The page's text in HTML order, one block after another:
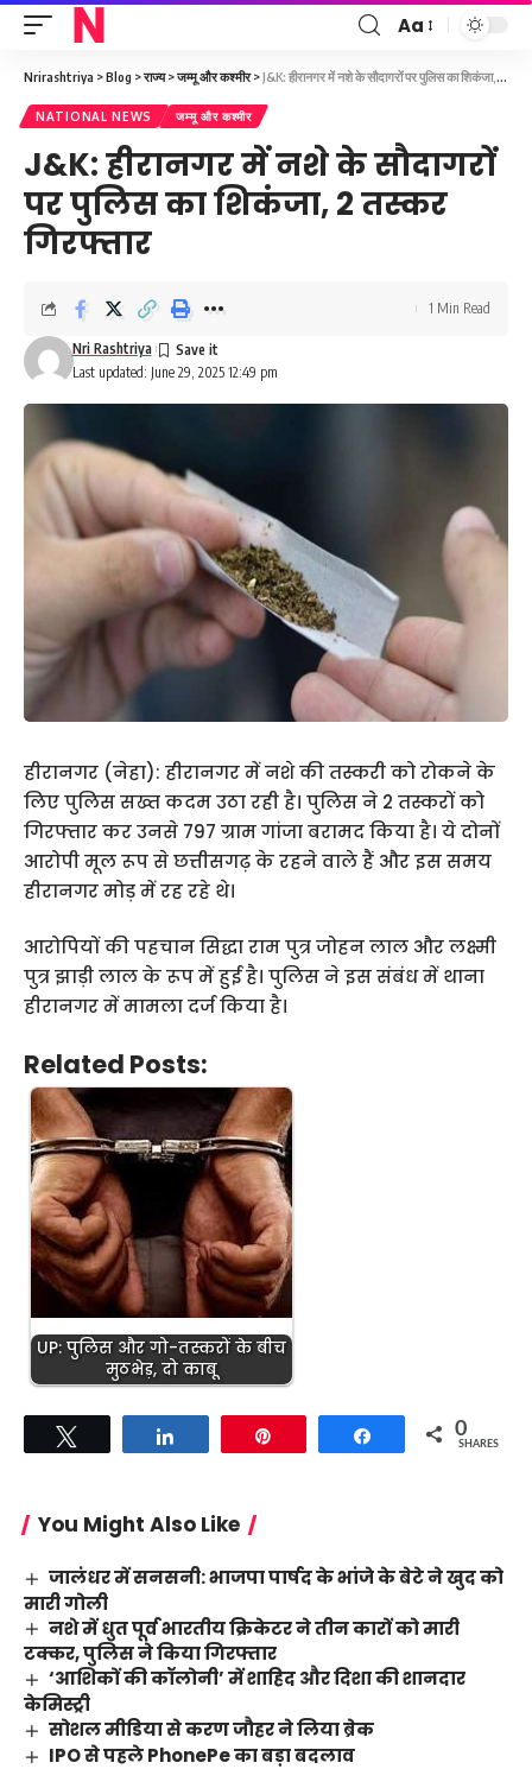
Font
Resizer
Aa
Nrirashtriya >Blog >राज्य>जम्मू और कश्मीर>J&K: हीरानगर में नशे के सौदागरों पर पुलिस का शिकंजा, 2 तस्कर गिरफ्तार
NATIONAL NEWS जम्मू और कश्मीर
J&K: हीरानगर में नशे के सौदागरों
पर पुलिस का शिकंजा, 2 तस्कर
गिरफ्तार
Last updated: June 29, 2025 12:49 pm
Nri Rashtriya
1 Min Read
हीरानगर (नेहा): हीरानगर में नशे की तस्करी को रोकने के
लिए पुलिस सख्त कदम उठा रही है। पुलिस ने 2 तस्करों को
गिरफ्तार कर उनसे 797 ग्राम गांजा बरामद किया है। ये दोनों
आरोपी मूल रूप से छत्तीसगढ़ के रहने वाले हैं और इस समय
हीरानगर मोड़ में रह रहे थे।
आरोपियों की पहचान सिद्धा राम पुत्र जोहन लाल और लक्ष्मी
पुत्र झाड़ी लाल के रूप में हुई है। पुलिस ने इस संबंध में थाना
हीरानगर में मामला दर्ज किया है।
Related Posts:
UP: पुलिस और गो-तस्करों के बीच
मुठभेड़, दो काबू
Share 0
SHARES
You Might Also Like
जालंधर में सनसनी: भाजपा पार्षद के भांजे के बेटे ने खुद को
मारी गोली
नशे में धुत पूर्व भारतीय क्रिकेटर ने तीन कारों को मारी
टक्कर, पुलिस ने किया गिरफ्तार
‘आशिकों की कॉलोनी’ में शाहिद और दिशा की शानदार
केमिस्ट्री
सोशल मीडिया से करण जौहर ने लिया ब्रेक
IPO से पहले PhonePe का बड़ा बदलाव